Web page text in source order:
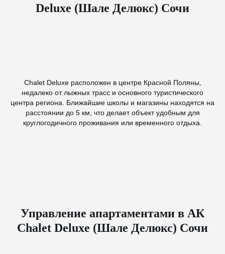
Deluxe (Шале Делюкс) Сочи
Chalet Deluxe расположен в центре Красной Поляны,
недалеко от лыжных трасс и основного туристического
центра региона. Ближайшие школы и магазины находятся на
расстоянии до 5 км, что делает объект удобным для
круглогодичного проживания или временного отдыха.
Управление апартаментами в АК
Chalet Deluxe (Шале Делюкс) Сочи